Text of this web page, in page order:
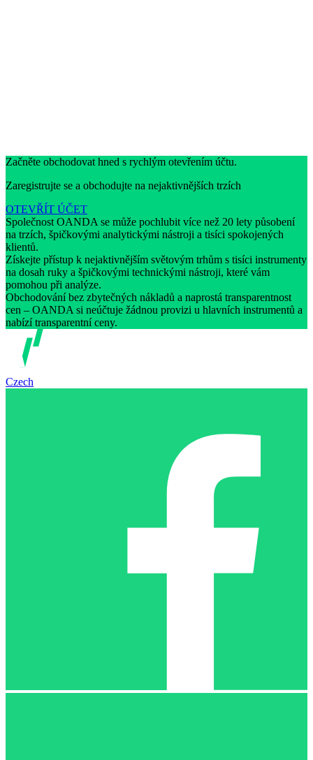
Začněte obchodovat hned s rychlým otevřením účtu.
Zaregistrujte se a obchodujte na nejaktivnějších trzích
OTEVŘÍT ÚČET
Společnost OANDA se může pochlubit více než 20 lety působení
na trzích, špičkovými analytickými nástroji a tisíci spokojených
klientů.
Získejte přístup k nejaktivnějším světovým trhům s tisíci instrumenty
na dosah ruky a špičkovými technickými nástroji, které vám
pomohou při analýze.
Obchodování bez zbytečných nákladů a naprostá transparentnost
cen – OANDA si neúčtuje žádnou provizi u hlavních instrumentů a
nabízí transparentní ceny.
Czech